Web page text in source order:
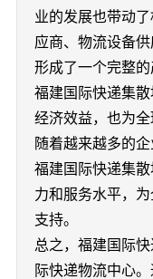
业的发展也带动
应商、物流设备
形成了一个完整的
福建国际快递集
经济效益，也为全
随着越来越多的
福建国际快递集
力和服务水平，
支持。
总之，福建国际
际快递物流中心